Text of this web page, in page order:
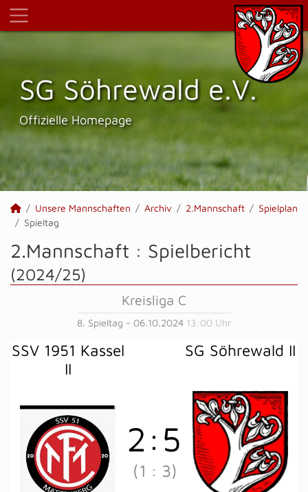
SG Söhrewald e.V.
Offizielle Homepage
Unsere Mannschaften Archiv 2.Mannschaft
Spielplan
Spieltag
2.Mannschaft : Spielbericht
(2024/25)
Kreisliga C
8. Spieltag - 06.10.2024 13:00 Uhr
SSV 1951 Kassel
II
SG Söhrewald II
2 : 5
(1 : 3)